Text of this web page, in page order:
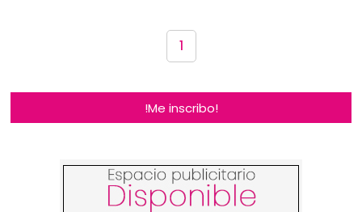
1
!Me inscribo!